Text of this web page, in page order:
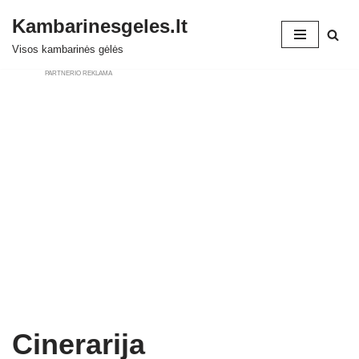
Skip
Kambarinesgeles.lt
Visos kambarinės gėlės
PARTNERIO REKLAMA
Cinerarija